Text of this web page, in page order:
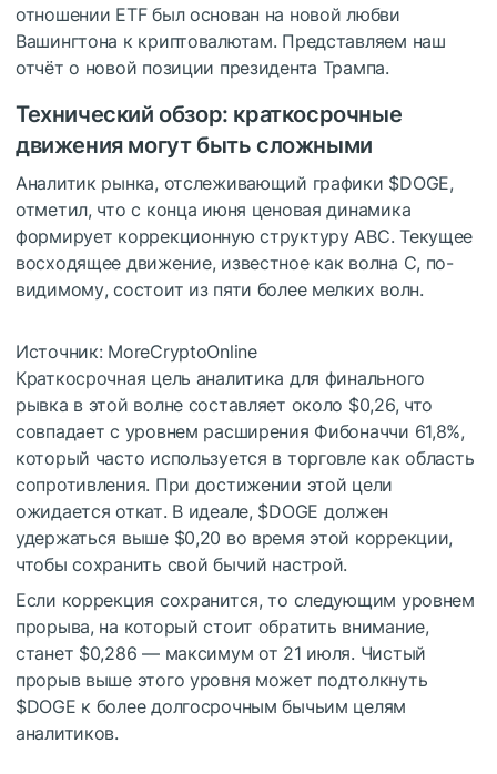
отношении ETF был основан на новой любви
Вашингтона к криптовалютам. Представляем наш
отчёт о новой позиции президента Трампа.
Технический обзор: краткосрочные
движения могут быть сложными
Аналитик рынка, отслеживающий графики $DOGE,
отметил, что с конца июня ценовая динамика
формирует коррекционную структуру ABC. Текущее
восходящее движение, известное как волна C, по-
видимому, состоит из пяти более мелких волн.
Источник: MoreCryptoOnline
Краткосрочная цель аналитика для финального
рывка в этой волне составляет около $0,26, что
совпадает с уровнем расширения Фибоначчи 61,8%,
который часто используется в торговле как область
сопротивления. При достижении этой цели
ожидается откат. В идеале, $DOGE должен
удержаться выше $0,20 во время этой коррекции,
чтобы сохранить свой бычий настрой.
Если коррекция сохранится, то следующим уровнем
прорыва, на который стоит обратить внимание,
станет $0,286 — максимум от 21 июля. Чистый
прорыв выше этого уровня может подтолкнуть
$DOGE к более долгосрочным бычьим целям
аналитиков.